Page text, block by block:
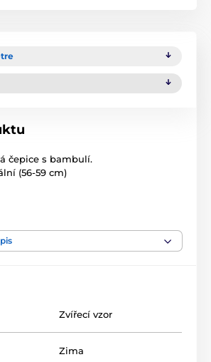
čepice s bambulí.
(56-59 cm)
Zvířecí vzor
Zima